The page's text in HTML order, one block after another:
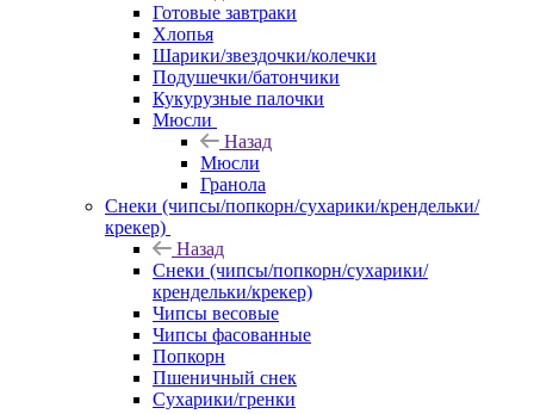
Готовые завтраки
Хлопья
Шарики/звездочки/колечки
Подушечки/батончики
Кукурузные палочки
Мюсли
Назад
Мюсли
Гранола
Снеки (чипсы/попкорн/сухарики/крендельки/
крекер)
Назад
Снеки (чипсы/попкорн/сухарики/
крендельки/крекер)
Чипсы весовые
Чипсы фасованные
Попкорн
Пшеничный снек
Сухарики/гренки